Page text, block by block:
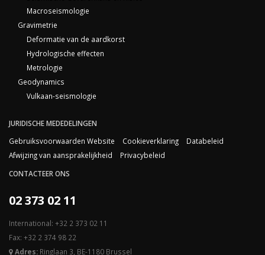
Macroseismologie
Gravimetrie
Deformatie van de aardkorst
Hydrologische effecten
Metrologie
Geodynamics
Vulkaan-seismologie
JURIDISCHE MEDEDELINGEN
Gebruiksvoorwaarden Website
Cookieverklaring
Databeleid
Afwijzing van aansprakelijkheid
Privacybeleid
CONTACTEER ONS
02 373 02 11
International: +32 2 373 02 11
Fax: +32 2 374 98 22
Adres: Ringlaan 3, BE-1180 Brussel